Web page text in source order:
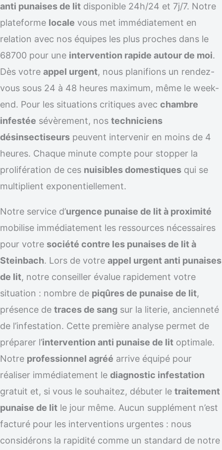
anti punaises de lit disponible 24h/24 et 7j/7. Notre
plateforme locale vous met immédiatement en
relation avec nos équipes les plus proches dans le
68700 pour une intervention rapide autour de moi.
Dès votre appel urgent, nous planifions un rendez-
vous sous 24 à 48 heures maximum, même le week-
end. Pour les situations critiques avec chambre
infestée sévèrement, nos techniciens
désinsectiseurs peuvent intervenir en moins de 4
heures. Chaque minute compte pour stopper la
prolifération de ces nuisibles domestiques qui se
multiplient exponentiellement.
Notre service d’urgence punaise de lit à proximité
mobilise immédiatement les ressources nécessaires
pour votre société contre les punaises de lit à
Steinbach. Lors de votre appel urgent anti punaises
de lit, notre conseiller évalue rapidement votre
situation : nombre de piqûres de punaise de lit,
présence de traces de sang sur la literie, ancienneté
de l’infestation. Cette première analyse permet de
préparer l’intervention anti punaise de lit optimale.
Notre professionnel agréé arrive équipé pour
réaliser immédiatement le diagnostic infestation
gratuit et, si vous le souhaitez, débuter le traitement
punaise de lit le jour même. Aucun supplément n’est
facturé pour les interventions urgentes : nous
considérons la rapidité comme un standard de notre